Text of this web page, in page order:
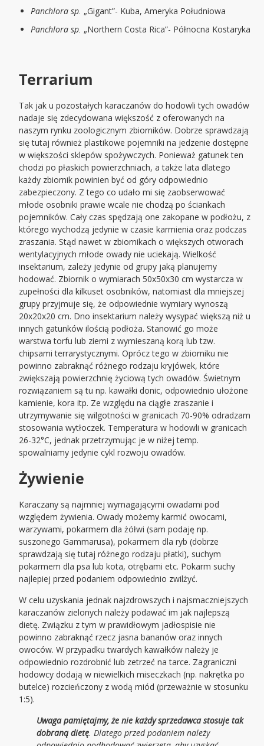
Panchlora sp. „Gigant”- Kuba, Ameryka Południowa
Panchlora sp. „Northern Costa Rica”- Północna Kostaryka
Terrarium
Tak jak u pozostałych karaczanów do hodowli tych owadów
nadaje się zdecydowana większość z oferowanych na
naszym rynku zoologicznym zbiorników. Dobrze sprawdzają
się tutaj również plastikowe pojemniki na jedzenie dostępne
w większości sklepów spożywczych. Ponieważ gatunek ten
chodzi po płaskich powierzchniach, a także lata dlatego
każdy zbiornik powinien być od góry odpowiednio
zabezpieczony. Z tego co udało mi się zaobserwować
młode osobniki prawie wcale nie chodzą po ściankach
pojemników. Cały czas spędzają one zakopane w podłożu, z
którego wychodzą jedynie w czasie karmienia oraz podczas
zraszania. Stąd nawet w zbiornikach o większych otworach
wentylacyjnych młode owady nie uciekają. Wielkość
insektarium, zależy jedynie od grupy jaką planujemy
hodować. Zbiornik o wymiarach 50x50x30 cm wystarcza w
zupełności dla kilkuset osobników, natomiast dla mniejszej
grupy przyjmuje się, że odpowiednie wymiary wynoszą
20x20x20 cm. Dno insektarium należy wysypać większą niż u
innych gatunków ilością podłoża. Stanowić go może
warstwa torfu lub ziemi z wymieszaną korą lub tzw.
chipsami terrarystycznymi. Oprócz tego w zbiorniku nie
powinno zabraknąć różnego rodzaju kryjówek, które
zwiększają powierzchnię życiową tych owadów. Świetnym
rozwiązaniem są tu np. kawałki donic, odpowiednio ułożone
kamienie, kora itp. Ze względu na ciągłe zraszanie i
utrzymywanie się wilgotności w granicach 70-90% odradzam
stosowania wytłoczek. Temperatura w hodowli w granicach
26-32°C, jednak przetrzymując je w niżej temp.
spowalniamy jedynie cykl rozwoju owadów.
Żywienie
Karaczany są najmniej wymagającymi owadami pod
względem żywienia. Owady możemy karmić owocami,
warzywami, pokarmem dla żółwi (sam podaję np.
suszonego Gammarusa), pokarmem dla ryb (dobrze
sprawdzają się tutaj różnego rodzaju płatki), suchym
pokarmem dla psa lub kota, otrębami etc. Pokarm suchy
najlepiej przed podaniem odpowiednio zwilżyć.
W celu uzyskania jednak najzdrowszych i najsmaczniejszych
karaczanów zielonych należy podawać im jak najlepszą
dietę. Związku z tym w prawidłowym jadłospisie nie
powinno zabraknąć rzecz jasna bananów oraz innych
owoców. W przypadku twardych kawałków należy je
odpowiednio rozdrobnić lub zetrzeć na tarce. Zagraniczni
hodowcy dodają w niewielkich miseczkach (np. nakrętka po
butelce) rozcieńczony z wodą miód (przeważnie w stosunku
1:5).
Uwaga pamiętajmy, że nie każdy sprzedawca stosuje tak
dobraną dietę. Dlatego przed podaniem należy